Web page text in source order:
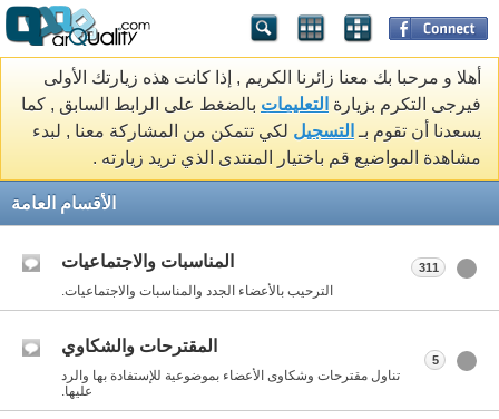
أهلا و مرحبا بك معنا زائرنا الكريم , إذا كانت هذه زيارتك الأولى
فيرجى التكرم بزيارة التعليمات بالضغط على الرابط السابق , كما
يسعدنا أن تقوم بـ التسجيل لكي تتمكن من المشاركة معنا , لبدء
مشاهدة المواضيع قم باختيار المنتدى الذي تريد زيارته .
الأقسام العامة
المناسبات والاجتماعيات
الترحيب بالأعضاء الجدد والمناسبات والاجتماعيات.
311
المقترحات والشكاوي
تناول مقترحات وشكاوى الأعضاء بموضوعية للإستفادة بها والرد
عليها.
5